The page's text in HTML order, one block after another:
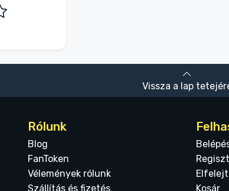
Vissza a lap
Rólunk
Blog
FanToken
Vélemények rólunk
Szállítás és fizetés
Kosár